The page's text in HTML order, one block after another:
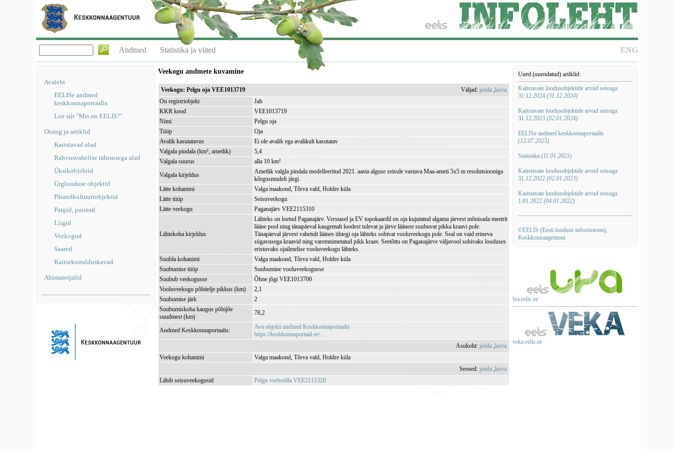
ENG
Andmed Statistika ja viited
Avaleht
EELISe andmed
keskkonnaportaalis
Loe siit "Mis on EELIS?"
Otsing ja artiklid
Kaitstavad alad
Rahvusvahelise tähtsusega alad
Üksikobjektid
Ürglooduse objektid
Pärandkultuuriobjektid
Pargid, puistud
Liigid
Veekogud
Saared
Kaitsekorralduskavad
Abimaterjalid
Uued (uuendatud) artiklid:
Kaitstavate loodusobjektide arvud seisuga
31.12.2024 (31.12.2024)
Kaitstavate loodusobjektide arvud seisuga
31.12.2023 (02.01.2024)
EELISe andmed keskkonnaportaalis
(12.07.2023)
Statistika (11.01.2023)
Kaitstavate loodusobjektide arvud seisuga
31.12.2022 (02.01.2023)
Kaitstavate loodusobjektide arvud seisuga
1.01.2022 (04.01.2022)
©EELIS (Eesti looduse infosüsteem),
Keskkonnaagentuur
lva.eelis.ee
veka.eelis.ee
Veekogu andmete kuvamine
Veekogu: Pelgu oja VEE1013719 Väljad:peida ,kuva
On registriobjekt
Jah
KKR kood
VEE1013719
Nimi
Pelgu oja
Tüüp
Oja
Avalik kasutatavus
Ei ole avalik ega avalikult kasutatav
Valgala pindala (km², ametlik)
5,4
Valgala suurus
alla 10 km²
Valgala kirjeldus
Ametlik valgla pindala modelleeritud 2021. aasta alguse seisule vastava Maa-ameti 5x5 m resolutsiooniga
kõrgusmudeli järgi.
Lätte kohanimi
Valga maakond, Tõrva vald, Holdre küla
Lätte tüüp
Seisuveekogu
Lätte veekogu
Paganajärv VEE2115310
Lähtekoha kirjeldus
Lähteks on loetud Paganajärv. Verstasel ja EV topokaardil on oja kujutatud algama järvest mõnisada meetrit
lääne pool ning tänapäeval kaugemalt loodest tulevat ja järve läänest suubuvat pikka kraavi pole.
Tänapäeval järvest vahetult läänes ühtegi oja lähteks sobivat vooluveekogu pole. Seal on vaid erineva
sügavusega kraavid ning varemnimetatud pikk kraav. Seetõttu on Paganajärve väljavool sobivaks looduses
eristuvaks ojailmelise vooluveekogu lähteks.
Suubla kohanimi
Valga maakond, Tõrva vald, Holdre küla
Suubumise tüüp
Suubumine vooluveekogusse
Suubub veekogusse
Õhne jõgi VEE1013700
Vooluveekogu põhitelje pikkus (km)
2,1
Suubumise järk
2
Suubumiskoha kaugus põhijõe
suudmest (km)
78,2
Andmed Keskkonnaportaalis:
Ava objekti andmed Keskkonnaportaalis
https://keskkonnaportaal.ee/...
Asukoht:peida ,kuva
Veekogu kohanimi
Valga maakond, Tõrva vald, Holdre küla
Seosed:peida ,kuva
Läbib seisuveekogusid
Pelgu veehoidla VEE2115320